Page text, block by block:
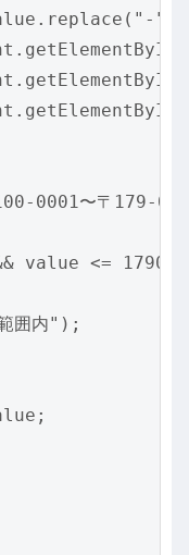
0001〜〒179-
value <=
囲内");